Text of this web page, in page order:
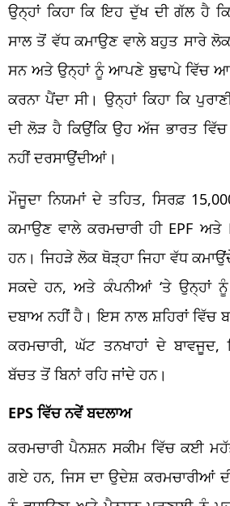
ਉਨ੍ਹਾਂ ਕਿਹਾ ਕਿ ਇਹ ਦੁੱਖ ਦੀ ਗੱਲ ਹੈ
ਸਾਲ ਤੋਂ ਵੱਧ ਕਮਾਉਣ ਵਾਲੇ ਬਹੁਤ ਸਾਰੇ
ਸਨ ਅਤੇ ਉਨ੍ਹਾਂ ਨੂੰ ਆਪਣੇ ਬੁਢਾਪੇ ਵਿੱਚ
ਕਰਨਾ ਪੈਂਦਾ ਸੀ। ਉਨ੍ਹਾਂ ਕਿਹਾ ਕਿ
ਦੀ ਲੋੜ ਹੈ ਕਿਉਂਕਿ ਉਹ ਅੱਜ ਭਾਰਤ
ਨਹੀਂ ਦਰਸਾਉਂਦੀਆਂ।
ਮੌਜੂਦਾ ਨਿਯਮਾਂ ਦੇ ਤਹਿਤ, ਸਿਰਫ਼
ਕਮਾਉਣ ਵਾਲੇ ਕਰਮਚਾਰੀ ਹੀ EPF ਅਤੇ
ਹਨ। ਜਿਹੜੇ ਲੋਕ ਥੋੜ੍ਹਾ ਜਿਹਾ ਵੱਧ
ਸਕਦੇ ਹਨ,ਅਤੇ ਕੰਪਨੀਆਂ ‘ਤੇ ਉਨ੍ਹਾਂ
ਦਬਾਅ ਨਹੀਂ ਹੈ। ਇਸ ਨਾਲ ਸ਼ਹਿਰਾਂਵਿੱਚ
ਕਰਮਚਾਰੀ, ਘੱਟ ਤਨਖਾਹਾਂ ਦੇ
ਬੱਚਤ ਤੋਂ ਬਿਨਾਂਰਹਿ ਜਾਂਦੇ ਹਨ।
EPSਵਿੱਚ ਨਵੇਂ ਬਦਲਾਅ
ਕਰਮਚਾਰੀਪੈਨਸ਼ਨਸਕੀਮ ਵਿੱਚ ਕਈ
ਗਏ ਹਨ, ਜਿਸ ਦਾਉਦੇਸ਼ਕਰਮਚਾਰੀਆਂ